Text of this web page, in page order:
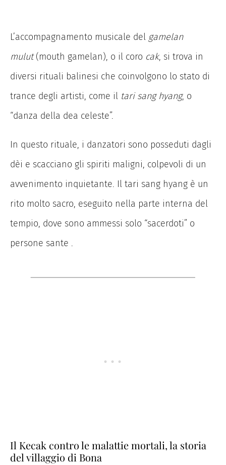
L’accompagnamento musicale del gamelan
mulut(mouth gamelan), o il coro cak, si trova in
diversi rituali balinesi che coinvolgono lo stato di
trance degli artisti, come il tari sang hyang, o
“danza della dea celeste”.
In questo rituale, i danzatori sono posseduti dagli
dèi e scacciano gli spiriti maligni, colpevoli di un
avvenimento inquietante. Il tari sang hyang è un
rito molto sacro, eseguito nella parte interna del
tempio, dove sono ammessi solo “sacerdoti” o
persone sante .
Il Kecak contro le malattie mortali, la storia
del villaggio di Bona